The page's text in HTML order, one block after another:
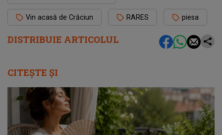
DISTRIBUIE ARTICOLUL
Vin acasă de Crăciun RARES piesa
CITEȘTE ȘI